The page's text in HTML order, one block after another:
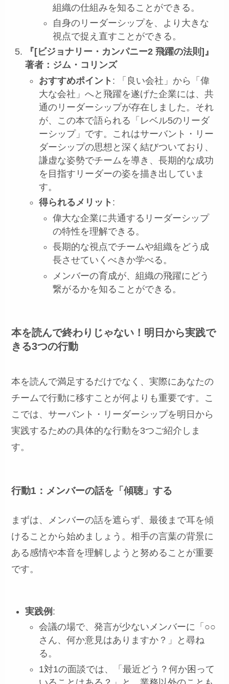
組織の仕組みを知ることができる。
自身のリーダーシップを、より大きな
視点で捉え直すことができる。
『[ビジョナリー・カンパニー2 飛躍の法則]』
著者：ジム・コリンズ
おすすめポイント : 「良い会社」から「偉
大な会社」へと飛躍を遂げた企業には、共
通のリーダーシップが存在しました。それ
が、この本で語られる「レベル5のリーダ
ーシップ」です。これはサーバント・リー
ダーシップの思想と深く結びついており、
謙虚な姿勢でチームを導き、長期的な成功
を目指すリーダーの姿を描き出していま
す。
得られるメリット :
偉大な企業に共通するリーダーシップ
の特性を理解できる。
長期的な視点でチームや組織をどう成
長させていくべきか学べる。
メンバーの育成が、組織の飛躍にどう
繋がるかを知ることができる。
本を読んで終わりじゃない！明日から実践で
きる3つの行動
本を読んで満足するだけでなく、実際にあなたの
チームで行動に移すことが何よりも重要です。こ
こでは、サーバント・リーダーシップを明日から
実践するための具体的な行動を3つご紹介しま
す。
行動1：メンバーの話を「傾聴」する
まずは、メンバーの話を遮らず、最後まで耳を傾
けることから始めましょう。相手の言葉の背景に
ある感情や本音を理解しようと努めることが重要
です。
実践例 :
会議の場で、発言が少ないメンバーに「○○
さん、何か意見はありますか？」と尋ね
る。
1対1の面談では、「最近どう？何か困って